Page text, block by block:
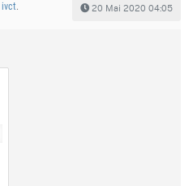
ivct. 20 Mai 2020 04:05